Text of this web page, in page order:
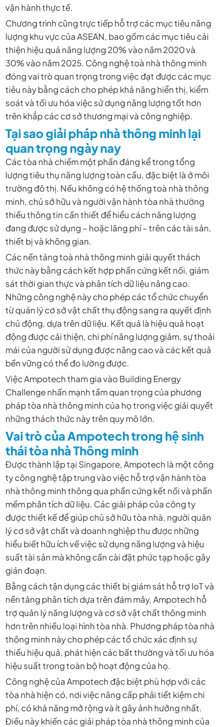
vận hành thực tế.
Chương trình cũng trực tiếp hỗ trợ các mục tiêu năng
lượng khu vực của ASEAN, bao gồm các mục tiêu cải
thiện hiệu quả năng lượng 20% ​​vào năm 2020 và
30% vào năm 2025. Công nghệ toà nhà thông minh
đóng vai trò quan trọng trong việc đạt được các mục
tiêu này bằng cách cho phép khả năng hiển thị, kiểm
soát và tối ưu hóa việc sử dụng năng lượng tốt hơn
trên khắp các cơ sở thương mại và công nghiệp.
Tại sao giải pháp nhà thông minh lại
quan trọng ngày nay
Các tòa nhà chiếm một phần đáng kể trong tổng
lượng tiêu thụ năng lượng toàn cầu, đặc biệt là ở môi
trường đô thị. Nếu không có hệ thống toà nhà thông
minh, chủ sở hữu và người vận hành tòa nhà thường
thiếu thông tin cần thiết để hiểu cách năng lượng
đang được sử dụng – hoặc lãng phí – trên các tài sản,
thiết bị và không gian.
Các nền tảng toà nhà thông minh giải quyết thách
thức này bằng cách kết hợp phần cứng kết nối, giám
sát thời gian thực và phân tích dữ liệu nâng cao.
Những công nghệ này cho phép các tổ chức chuyển
từ quản lý cơ sở vật chất thụ động sang ra quyết định
chủ động, dựa trên dữ liệu. Kết quả là hiệu quả hoạt
động được cải thiện, chi phí năng lượng giảm, sự thoải
mái của người sử dụng được nâng cao và các kết quả
bền vững có thể đo lường được.
Việc Ampotech tham gia vào Building Energy
Challenge nhấn mạnh tầm quan trọng của phương
pháp tòa nhà thông minh của họ trong việc giải quyết
những thách thức này trên quy mô lớn.
Vai trò của Ampotech trong hệ sinh
thái tòa nhà Thông minh
Được thành lập tại Singapore, Ampotech là một công
ty công nghệ tập trung vào việc hỗ trợ vận hành tòa
nhà thông minh thông qua phần cứng kết nối và phần
mềm phân tích dữ liệu. Các giải pháp của công ty
được thiết kế để giúp chủ sở hữu tòa nhà, người quản
lý cơ sở vật chất và doanh nghiệp thu được những
hiểu biết hữu ích về việc sử dụng năng lượng và hiệu
suất tài sản mà không cần cài đặt phức tạp hoặc gây
gián đoạn.
Bằng cách tận dụng các thiết bị giám sát hỗ trợ IoT và
nền tảng phân tích dựa trên đám mây, Ampotech hỗ
trợ quản lý năng lượng và cơ sở vật chất thông minh
hơn trên nhiều loại hình tòa nhà. Phương pháp tòa nhà
thông minh này cho phép các tổ chức xác định sự
thiếu hiệu quả, phát hiện các bất thường và tối ưu hóa
hiệu suất trong toàn bộ hoạt động của họ.
Công nghệ của Ampotech đặc biệt phù hợp với các
tòa nhà hiện có, nơi việc nâng cấp phải tiết kiệm chi
phí, có khả năng mở rộng và ít gây ảnh hưởng nhất.
Điều này khiến các giải pháp tòa nhà thông minh của